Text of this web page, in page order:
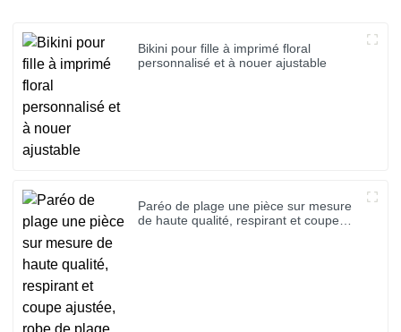
Bikini pour fille à imprimé floral
personnalisé et à nouer ajustable
Paréo de plage une pièce sur mesure
de haute qualité, respirant et coupe